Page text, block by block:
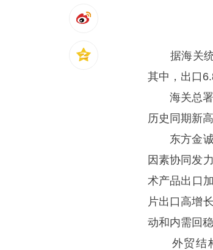
增速
据海关统
其中，出口
海关总署
历史同期新
东方金诚
因素协同发
术产品出口
片出口高增
动和内需回
外贸结构